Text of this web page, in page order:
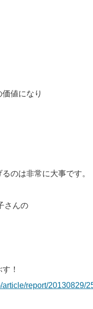
値になり
のは非常に大事です。
さんの
！
report/20130829/